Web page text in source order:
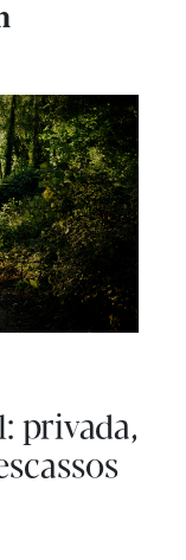
privada,